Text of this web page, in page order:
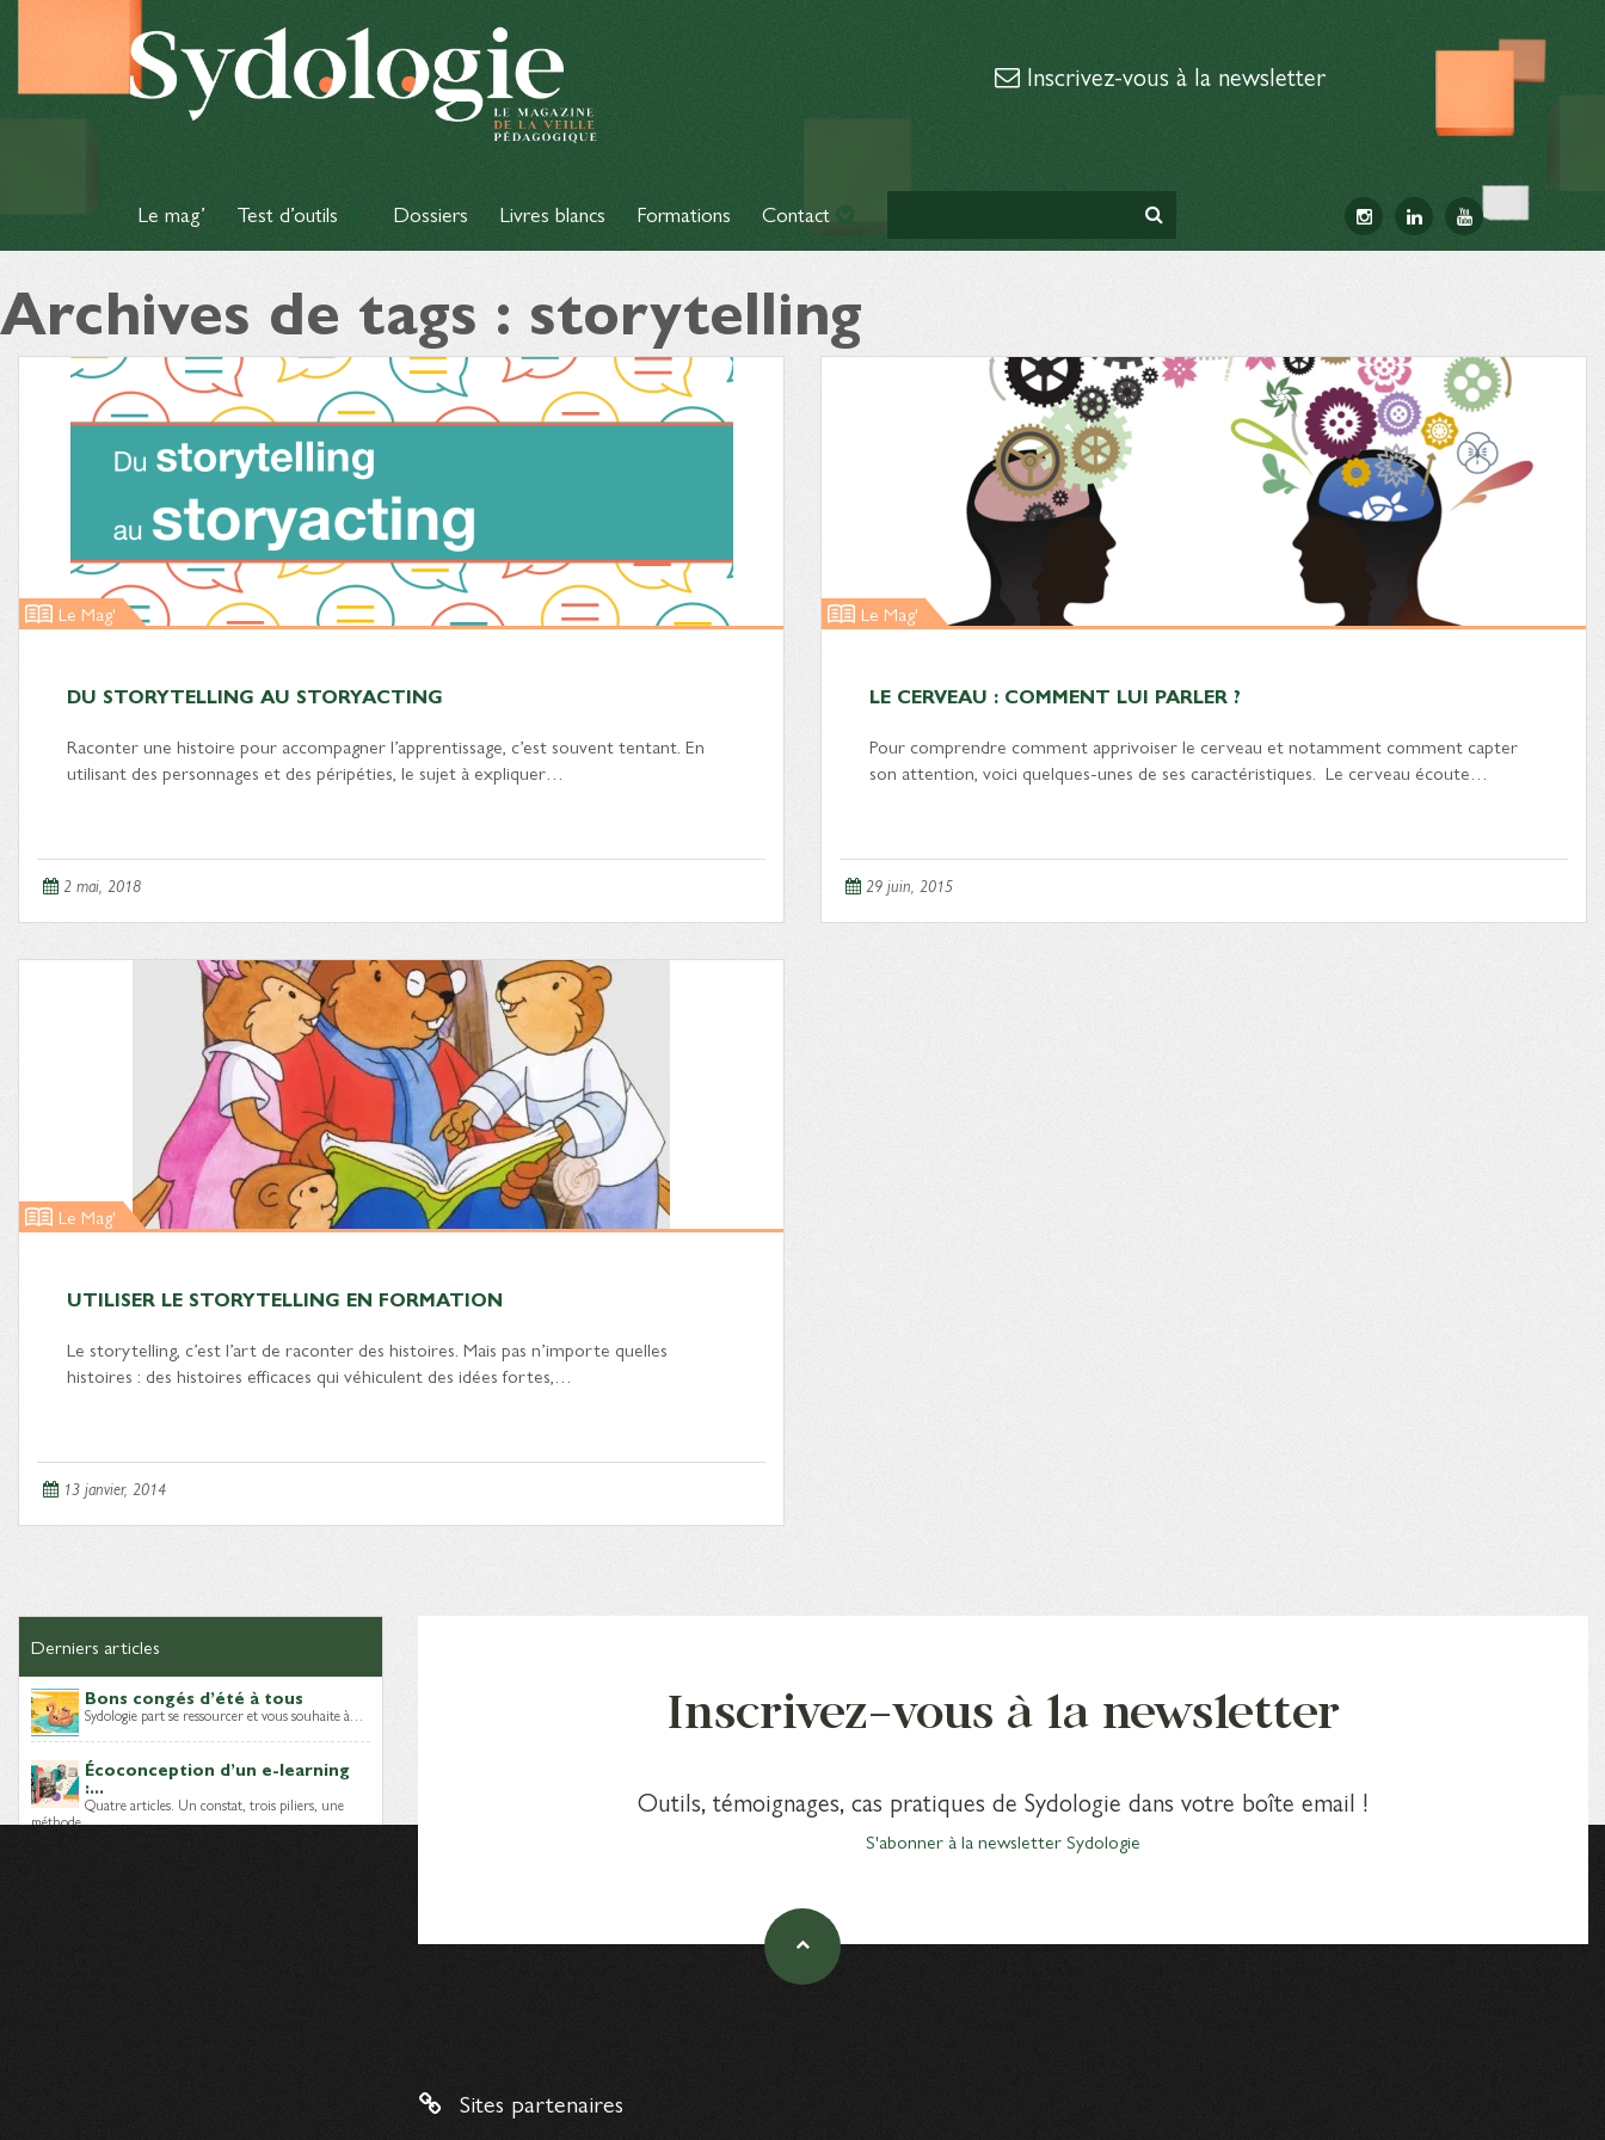
Inscrivez-vous à la newsletter
Le mag’ Test d’outils Dossiers Livres blancs Formations Contact
Archives de tags : storytelling
Le Mag'
DU STORYTELLING AU STORYACTING
Raconter une histoire pour accompagner l’apprentissage, c’est souvent tentant. En
utilisant des personnages et des péripéties, le sujet à expliquer…
2 mai, 2018
Le Mag'
LE CERVEAU : COMMENT LUI PARLER ?
Pour comprendre comment apprivoiser le cerveau et notamment comment capter
son attention, voici quelques-unes de ses caractéristiques. Le cerveau écoute…
29 juin, 2015
Le Mag'
UTILISER LE STORYTELLING EN FORMATION
Le storytelling, c’est l’art de raconter des histoires. Mais pas n’importe quelles
histoires : des histoires efficaces qui véhiculent des idées fortes,…
13 janvier, 2014
Derniers articles
Bons congés d’été à tous
Sydologie part se ressourcer et vous souhaite à…
Écoconception d’un e-learning
:...
Quatre articles. Un constat, trois piliers, une
méthode…
Inscrivez-vous à la newsletter
Outils, témoignages, cas pratiques de Sydologie dans votre boîte email !
S'abonner à la newsletter Sydologie
Sites partenaires